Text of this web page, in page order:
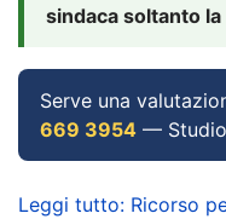
sindaca soltanto
Serve una
669 3954 — Studio
Leggi tutto: Ricorso